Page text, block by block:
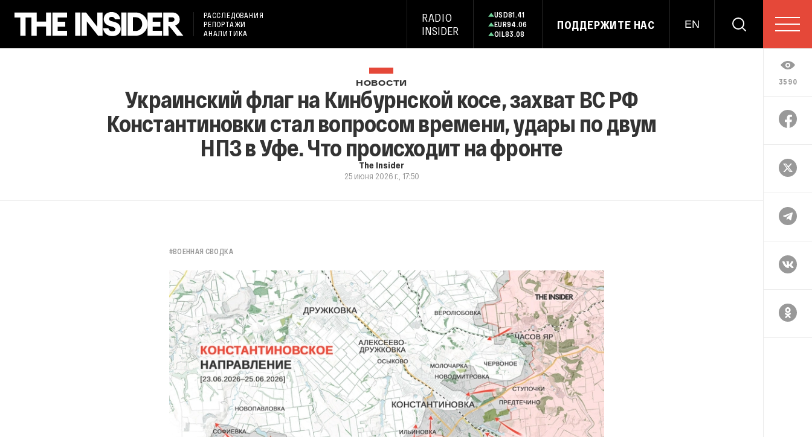
РАССЛЕДОВАНИЯ
РЕПОРТАЖИ
АНАЛИТИКА
RADIO
INSIDER
USD81.41
EUR94.06
OIL83.08
ПОДДЕРЖИТЕ НАС EN
3590
НОВОСТИ
Украинский флаг на Кинбурнской косе, захват ВС РФ
Константиновки стал вопросом времени, удары по двум
НПЗ в Уфе. Что происходит на фронте
The Insider
25 июня 2026 г., 17:50
#ВОЕННАЯ СВОДКА